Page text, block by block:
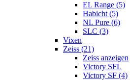
EL Range (5)
Habicht (5)
NL Pure (6)
SLC (3)
Vixen
Zeiss (21)
Zeiss anzeigen
Victory SFL
Victory SF (4)